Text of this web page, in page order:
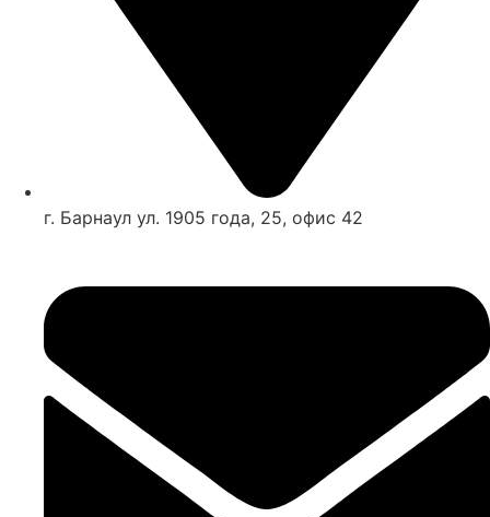
г. Барнаул ул. 1905 года, 25, офис 42